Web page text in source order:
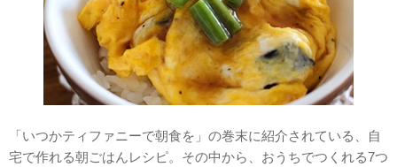
「いつかティファニーで朝食を」の巻末に紹介されている、自
宅で作れる朝ごはんレシピ。その中から、おうちでつくれる7つ